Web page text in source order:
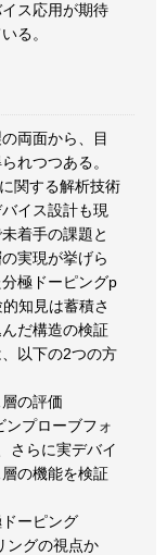
ス応用が期待
る。
両面から、目
れつつある。
関する解析技術
イス設計も現
着手の課題と
実現が挙げら
極ドーピングp
知見は蓄積さ
だ構造の検証
以下の2つの方
の評価
プローブフォ
さらに実デバイ
の機能を検証
ーピング
ングの視点か